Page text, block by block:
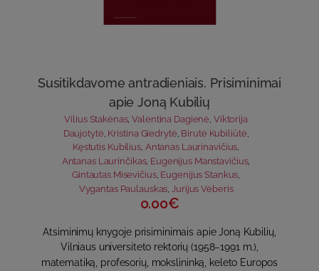
Susitikdavome antradieniais. Prisiminimai
apie Joną Kubilių
Vilius Stakėnas,Valentina Dagienė, Viktorija
Daujotytė Kristina Giedrytė Birutė Kubiliūtė
Kęstutis Kubilius, Antanas Laurinavičius,
Antanas Laurinčikas, Eugenijus Manstavičius,
Gintautas Misevičius, Eugenijus Stankus,
Vygantas Paulauskas,Jurijus Vėberis
0.00€
Atsiminimų knygoje prisiminimais apie Joną Kubilių,
Vilniaus universiteto rektorių (1958–1991 m.),
matematiką, profesorių, mokslininką, keleto Europos